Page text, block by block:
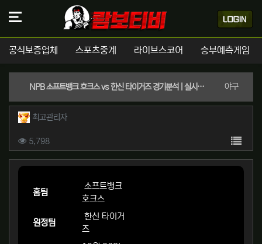
공식보증업체 스포츠중계 라이브스코어 승부예측게임
NPB 소프트뱅크 호크스 vs 한신 타이거즈 경기분석 | 실시간 스포츠중계 야구분류
작성자 정보
최고관리자작성
컨텐츠 정보
5,798조회 목록
본문
홈팀
소프트뱅크
호크스
원정팀
한신 타이거
즈